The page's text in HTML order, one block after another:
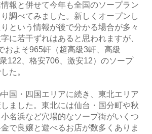
報と併せて今年も全国のソープラン
調べてみました。新しくオープンし
という情報が後で分かる場合が多々
に若干ずれはあると思われますが、
およそ965軒（超高級3軒、高級
122、格安706、激安12）のソープ
た。
国・四国エリアに続き、東北エリア
ました。東北には仙台・国分町や秋
名浜など穴場的なソープ街がいくつ
で良嬢と遊べるお店が数多くありま